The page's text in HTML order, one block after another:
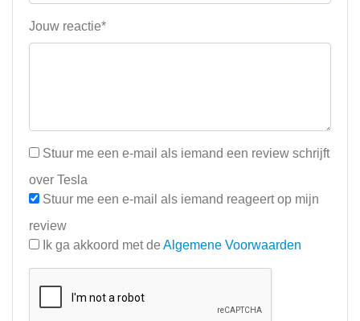
Jouw reactie*
Stuur me een e-mail als iemand een review schrijft
over Tesla
Stuur me een e-mail als iemand reageert op mijn
review
Ik ga akkoord met de Algemene Voorwaarden